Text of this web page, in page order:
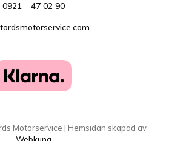
0921 – 47 02 90
Motorservice | Hemsidan skapad av